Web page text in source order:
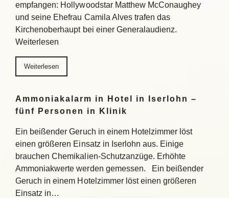
empfangen: Hollywoodstar Matthew McConaughey
und seine Ehefrau Camila Alves trafen das
Kirchenoberhaupt bei einer Generalaudienz.
Weiterlesen
Weiterlesen
Ammoniakalarm in Hotel in Iserlohn –
fünf Personen in Klinik
Ein beißender Geruch in einem Hotelzimmer löst
einen größeren Einsatz in Iserlohn aus. Einige
brauchen Chemikalien-Schutzanzüge. Erhöhte
Ammoniakwerte werden gemessen. Ein beißender
Geruch in einem Hotelzimmer löst einen größeren
Einsatz in…